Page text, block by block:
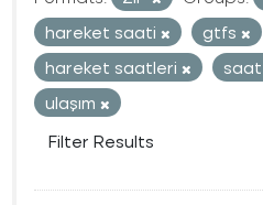
hareket saati
gtfs
hareket saatleri
saat
ulaşım
Filter Results